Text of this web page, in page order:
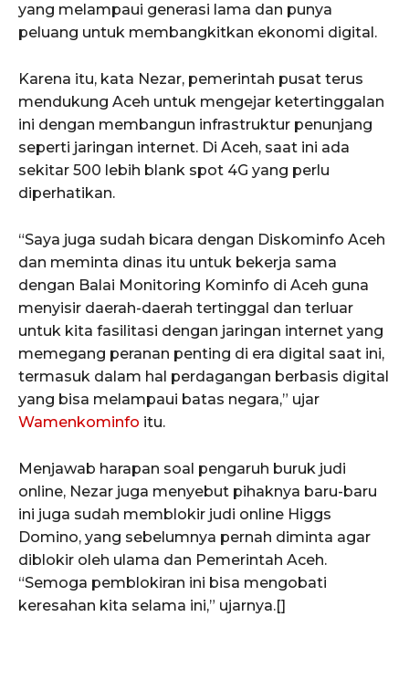
Menu
News
Foto
Histori
Gaya Hidup
Hiburan
Olahraga
Ekonomi
Teknologi
Redaksi
yang melampaui generasi lama dan punya
peluang untuk membangkitkan ekonomi digital.
Karena itu, kata Nezar, pemerintah pusat terus
mendukung Aceh untuk mengejar ketertinggalan
ini dengan membangun infrastruktur penunjang
seperti jaringan internet. Di Aceh, saat ini ada
sekitar 500 lebih blank spot 4G yang perlu
diperhatikan.
“Saya juga sudah bicara dengan Diskominfo Aceh
dan meminta dinas itu untuk bekerja sama
dengan Balai Monitoring Kominfo di Aceh guna
menyisir daerah-daerah tertinggal dan terluar
untuk kita fasilitasi dengan jaringan internet yang
memegang peranan penting di era digital saat ini,
termasuk dalam hal perdagangan berbasis digital
yang bisa melampaui batas negara,” ujar
Wamenkominfo itu.
Menjawab harapan soal pengaruh buruk judi
online, Nezar juga menyebut pihaknya baru-baru
ini juga sudah memblokir judi online Higgs
Domino, yang sebelumnya pernah diminta agar
diblokir oleh ulama dan Pemerintah Aceh.
“Semoga pemblokiran ini bisa mengobati
keresahan kita selama ini,” ujarnya.[]